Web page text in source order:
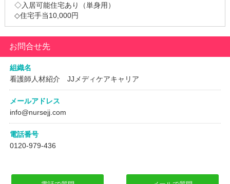
◇入居可能住宅あり（単身用）
◇住宅手当10,000円
お問合せ先
組織名
看護師人材紹介 JJメディケアキャリア
メールアドレス
info@nursejj.com
電話番号
0120-979-436